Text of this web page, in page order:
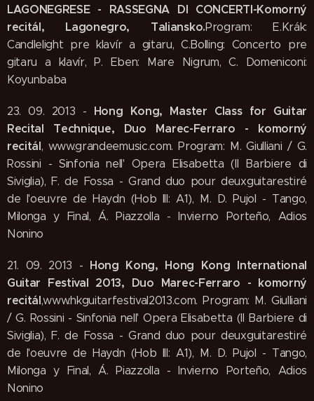
LAGONEGRESE - RASSEGNA DI CONCERTI-Komorný
recitál, Lagonegro, Taliansko.Program: E.Krák:
Candlelight pre klavír a gitaru, C.Bolling: Concerto pre
gitaru a klavír, P. Eben: Mare Nigrum, C. Domeniconi:
Koyunbaba
23. 09. 2013 - Hong Kong, Master Class for Guitar
Recital Technique, Duo Marec-Ferraro - komorný
recitál, www.grandeemusic.com. Program: M. Giulliani / G.
Rossini - Sinfonia nell' Opera Elisabetta (Il Barbiere di
Siviglia), F. de Fossa - Grand duo pour deuxguitarestiré
de l'oeuvre de Haydn (Hob III: A1), M. D. Pujol - Tango,
Milonga y Final, Á. Piazzolla - Invierno Porteño, Adios
Nonino
21. 09. 2013 - Hong Kong, Hong Kong International
Guitar Festival 2013, Duo Marec-Ferraro - komorný
recitál,www.hkguitarfestival2013.com. Program: M. Giulliani
/ G. Rossini - Sinfonia nell' Opera Elisabetta (Il Barbiere di
Siviglia), F. de Fossa - Grand duo pour deuxguitarestiré
de l'oeuvre de Haydn (Hob III: A1), M. D. Pujol - Tango,
Milonga y Final, Á. Piazzolla - Invierno Porteño, Adios
Nonino